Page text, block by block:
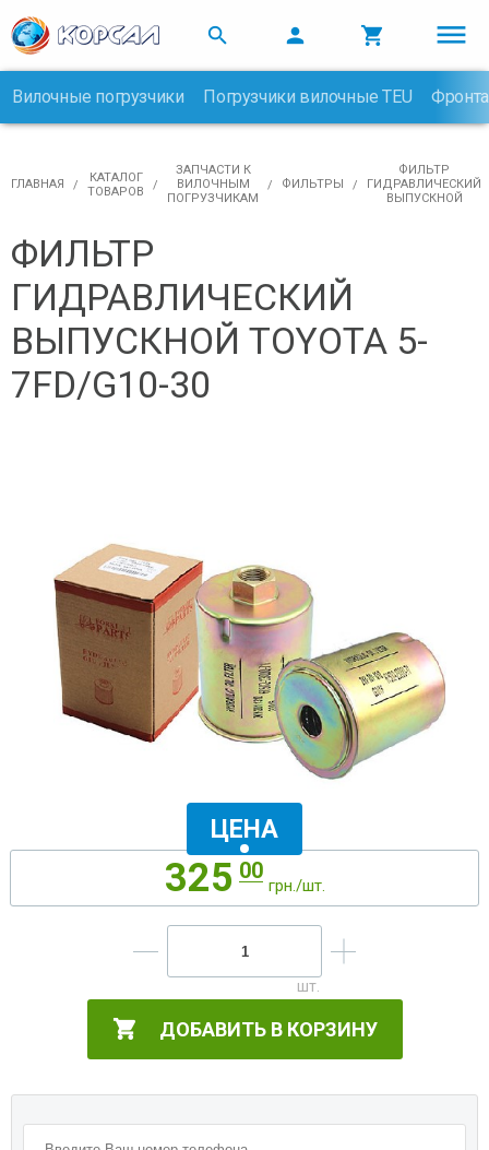
  
Вилочные погрузчики Погрузчики вилочные TEU
ГЛАВНАЯ
КАТАЛОГ
ТОВАРОВ
ЗАПЧАСТИ К
ВИЛОЧНЫМ
ПОГРУЗЧИКАМ
ФИЛЬТРЫ
ФИЛЬТР
ГИДРАВЛИЧЕСКИЙ
ВЫПУСКНОЙ
ФИЛЬТР
ГИДРАВЛИЧЕСКИЙ
ВЫПУСКНОЙ TOYOTA 5-
7FD/G10-30
325 00
грн./шт.
ЦЕНА
ДОБАВИТЬ В КОРЗИНУ